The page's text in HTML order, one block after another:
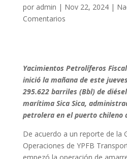
por admin | Nov 22, 2024|
Comentarios
Yacimientos Petrolíferos
inició la mañana de este
295.622 barriles (Bbl) de
marítima Sica Sica,
petrolera en el puerto chileno
De acuerdo a un reporte de la
Operaciones de YPFB